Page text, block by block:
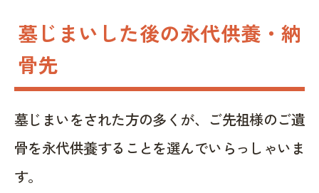
墓じまいした後の永代供養・納
骨先
墓じまいをされた方の多くが、ご先祖様のご遺
骨を永代供養することを選んでいらっしゃいま
す。